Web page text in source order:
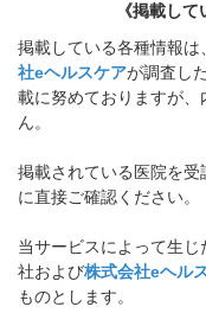
《掲載し
掲載している各種情報
社eヘルスケアが調査し
載に努めておりますが
ん。
掲載されている医院を
に直接ご確認ください。
当サービスによって生
社および株式会社eヘル
ものとします。